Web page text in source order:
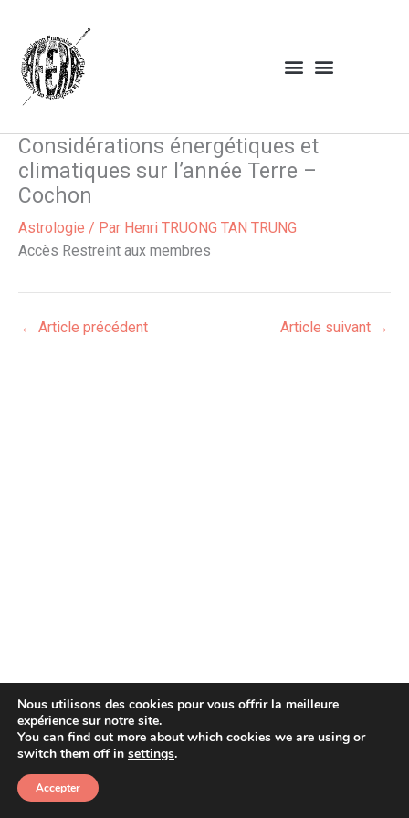
contenu
Considérations énergétiques et
climatiques sur l’année Terre –
Cochon
Astrologie / Par Henri TRUONG TAN TRUNG
Accès Restreint aux membres
← Article précédent Article suivant →
Copyright © 2026 Afera
Nous utilisons des cookies pour vous offrir la meilleure
expérience sur notre site.
You can find out more about which cookies we are using or
switch them off in settings.
Accepter